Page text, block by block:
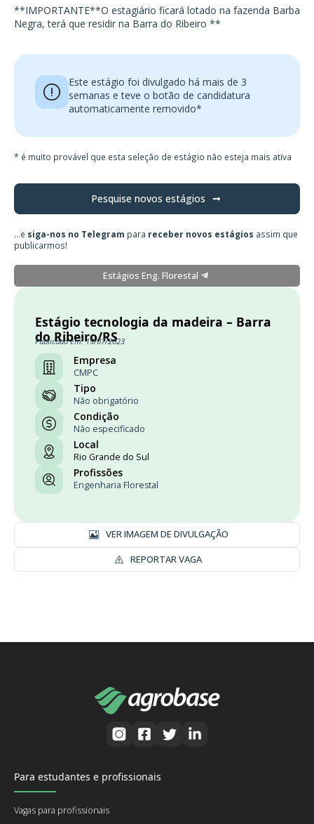
**IMPORTANTE**O estagiário ficará lotado na fazenda Barba
Negra, terá que residir na Barra do Ribeiro **
Este estágio foi divulgado há mais de 3
semanas e teve o botão de candidatura
automaticamente removido*
* é muito provável que esta seleção de estágio não esteja mais ativa
Pesquise novos estágios
...e siga-nos no Telegram para receber novos estágios assim que
publicarmos!
Estágios Eng. Florestal
Estágio tecnologia da madeira – Barra
do Ribeiro/RS
Publicado em: 19/07/2023
Empresa
CMPC
Tipo
Não obrigatório
Condição
Não especificado
Local
Rio Grande do Sul
Profissões
Engenharia Florestal
VER IMAGEM DE DIVULGAÇÃO
REPORTAR VAGA
Para estudantes e profissionais
Vagas para profissionais